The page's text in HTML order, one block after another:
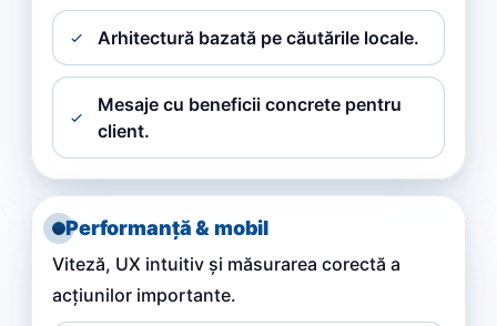
Arhitectură bazată pe căutările locale.
Mesaje cu beneficii concrete pentru
client.
Performanță & mobil
Viteză, UX intuitiv și măsurarea corectă a
acțiunilor importante.